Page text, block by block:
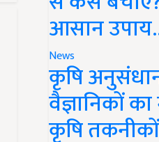
आसान
News
कृषि
वैज्ञानिकों
कृषि